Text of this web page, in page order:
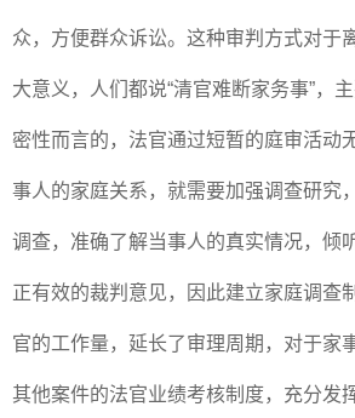
众，方便群众诉讼。这种审判方式对于
大意义，人们都说“清官难断家务事”，
密性而言的，法官通过短暂的庭审活动
事人的家庭关系，就需要加强调查研究
调查，准确了解当事人的真实情况，倾
正有效的裁判意见，因此建立家庭调查
官的工作量，延长了审理周期，对于家
其他案件的法官业绩考核制度，充分发